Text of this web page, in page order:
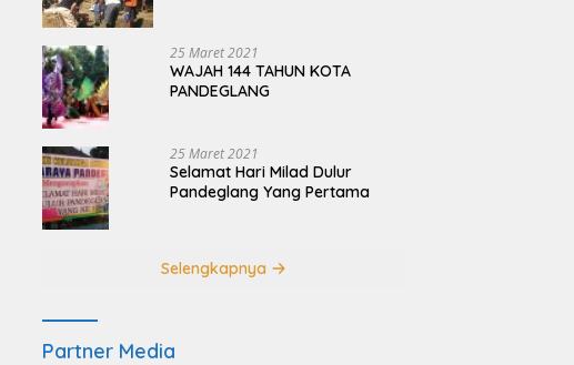
25 Maret 2021
WAJAH 144 TAHUN KOTA
PANDEGLANG
25 Maret 2021
Selamat Hari Milad Dulur
Pandeglang Yang Pertama
Selengkapnya
Partner Media